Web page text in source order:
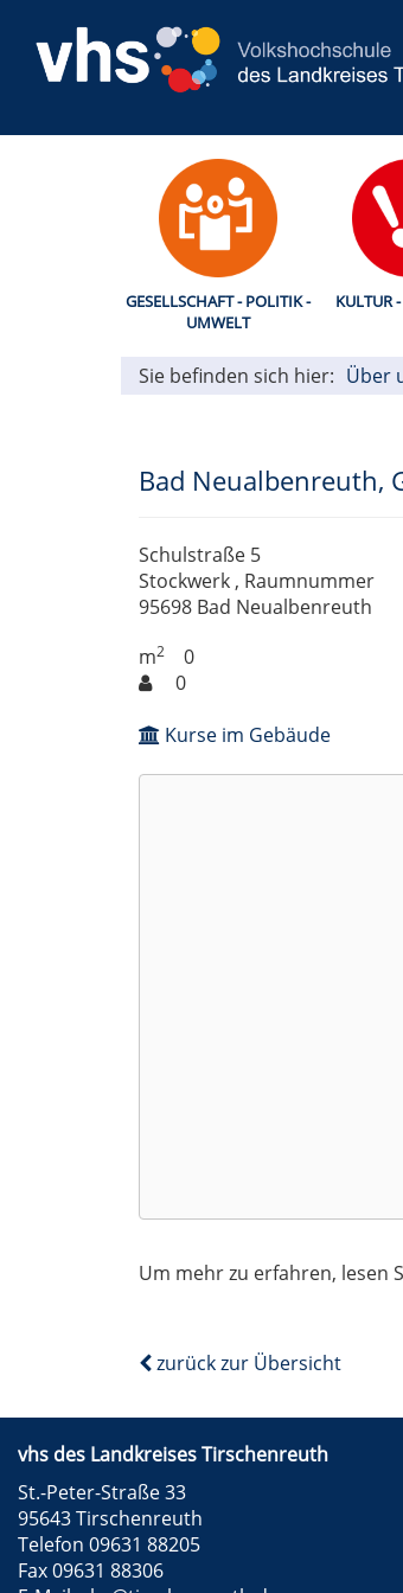
GESELLSCHAFT - POLITIK -
UMWELT
KULTUR
Sie befinden sich hier: Über
Bad Neualbenreuth,
Schulstraße 5
Stockwerk , Raumnummer
95698 Bad Neualbenreuth
m2
0
0
Kurse im Gebäude
Um mehr zu erfahren, lesen
zurück zur Übersicht
vhs des Landkreises Tirschenreuth
St.-Peter-Straße 33
95643 Tirschenreuth
Telefon 09631 88205
Fax 09631 88306